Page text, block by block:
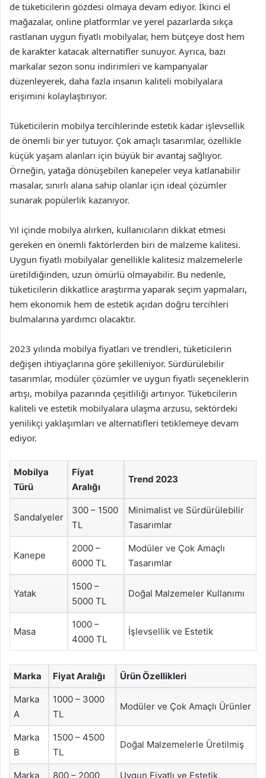
de tüketicilerin gözdesi olmaya devam ediyor. İkinci el
mağazalar, online platformlar ve yerel pazarlarda sıkça
rastlanan uygun fiyatlı mobilyalar, hem bütçeye dost hem
de karakter katacak alternatifler sunuyor. Ayrıca, bazı
markalar sezon sonu indirimleri ve kampanyalar
düzenleyerek, daha fazla insanın kaliteli mobilyalara
erişimini kolaylaştırıyor.
Tüketicilerin mobilya tercihlerinde estetik kadar işlevsellik
de önemli bir yer tutuyor. Çok amaçlı tasarımlar, özellikle
küçük yaşam alanları için büyük bir avantaj sağlıyor.
Örneğin, yatağa dönüşebilen kanepeler veya katlanabilir
masalar, sınırlı alana sahip olanlar için ideal çözümler
sunarak popülerlik kazanıyor.
Yıl içinde mobilya alırken, kullanıcıların dikkat etmesi
gereken en önemli faktörlerden biri de malzeme kalitesi.
Uygun fiyatlı mobilyalar genellikle kalitesiz malzemelerle
üretildiğinden, uzun ömürlü olmayabilir. Bu nedenle,
tüketicilerin dikkatlice araştırma yaparak seçim yapmaları,
hem ekonomik hem de estetik açıdan doğru tercihleri
bulmalarına yardımcı olacaktır.
2023 yılında mobilya fiyatları ve trendleri, tüketicilerin
değişen ihtiyaçlarına göre şekilleniyor. Sürdürülebilir
tasarımlar, modüler çözümler ve uygun fiyatlı seçeneklerin
artışı, mobilya pazarında çeşitliliği artırıyor. Tüketicilerin
kaliteli ve estetik mobilyalara ulaşma arzusu, sektördeki
yenilikçi yaklaşımları ve alternatifleri tetiklemeye devam
ediyor.
Mobilya
Türü
Fiyat
Aralığı
Trend 2023
Sandalyeler
300 – 1500
TL
Minimalist ve Sürdürülebilir
Tasarımlar
Kanepe
2000 –
6000 TL
Modüler ve Çok Amaçlı
Tasarımlar
Yatak
1500 –
5000 TL
Doğal Malzemeler Kullanımı
Masa
1000 –
4000 TL
İşlevsellik ve Estetik
Marka Fiyat Aralığı Ürün Özellikleri
Marka
A
1000 – 3000
TL
Modüler ve Çok Amaçlı Ürünler
Marka
B
1500 – 4500
TL
Doğal Malzemelerle Üretilmiş
Marka
800 – 2000
Uygun Fiyatlı ve Estetik